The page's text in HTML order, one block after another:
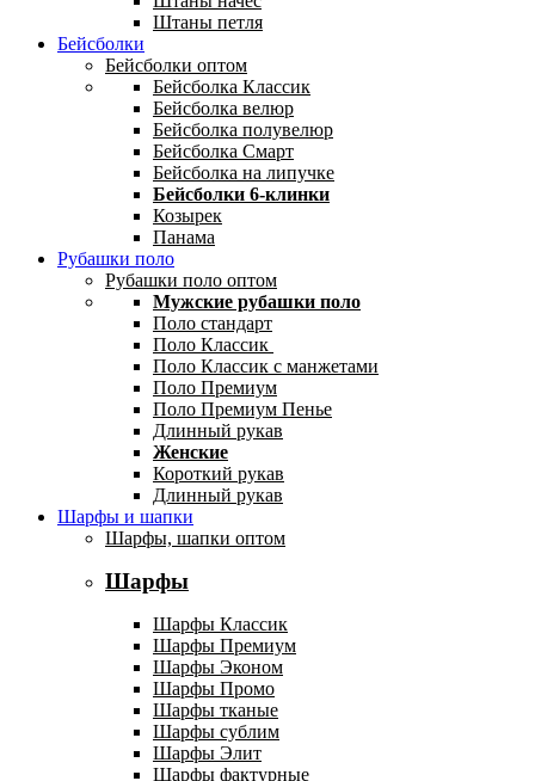
Штаны петля
Бейсболки
Бейсболки оптом
Бейсболка Классик
Бейсболка велюр
Бейсболка полувелюр
Бейсболка Смарт
Бейсболка на липучке
Бейсболки 6-клинки
Козырек
Панама
Рубашки поло
Рубашки поло оптом
Мужские рубашки поло
Поло стандарт
Поло Классик
Поло Классик с манжетами
Поло Премиум
Поло Премиум Пенье
Длинный рукав
Женские
Короткий рукав
Длинный рукав
Шарфы и шапки
Шарфы, шапки оптом
Шарфы
Шарфы Классик
Шарфы Премиум
Шарфы Эконом
Шарфы Промо
Шарфы тканые
Шарфы сублим
Шарфы Элит
Шарфы фактурные